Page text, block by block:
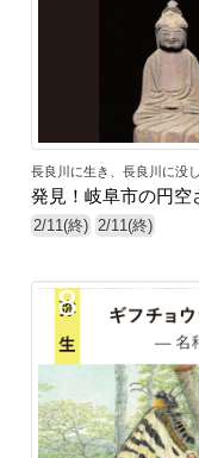
長良川に生き、長良川に没
発見！岐阜市の円空
2/11(終) 2/11(終)
38